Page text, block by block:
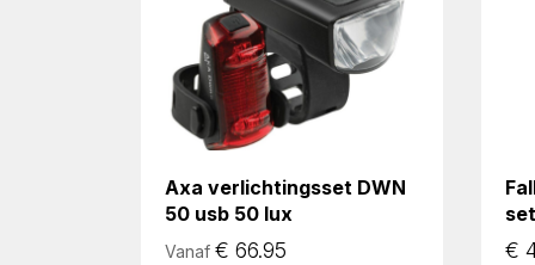
Axa verlichtingsset DWN
50 usb 50 lux
Vanaf € 66.95 €